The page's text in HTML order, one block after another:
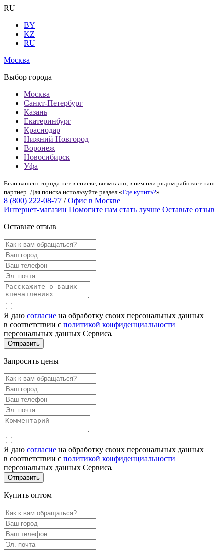
RU
BY
KZ
RU
Москва
Выбор города
Москва
Санкт-Петербург
Казань
Екатеринбург
Краснодар
Нижний Новгород
Воронеж
Новосибирск
Уфа
Если вашего города нет в списке, возможно, в нем или рядом работает наш
партнер. Для поиска используйте раздел «Где купить?».
8 (800) 222-08-77 / Офис в Москве
Интернет-магазин Помогите нам стать лучше Оставьте отзыв
Оставьте отзыв
Я даю согласие на обработку своих персональных данных
в соответствии с политикой конфиденциальности
персональных данных Сервиса.
Запросить цены
Я даю согласие на обработку своих персональных данных
в соответствии с политикой конфиденциальности
персональных данных Сервиса.
Купить оптом